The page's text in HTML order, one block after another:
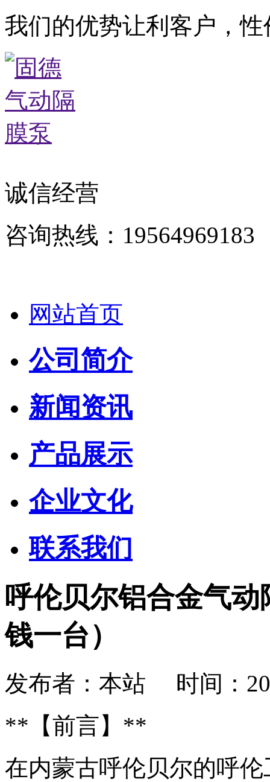
我们的优势让利客户，
诚信经营
咨询热线：19564969183
网站首页
公司简介
新闻资讯
产品展示
企业文化
联系我们
呼伦贝尔铝合金气
钱一台）
发布者：本站 时间：
**【前言】**
在内蒙古呼伦贝尔的呼